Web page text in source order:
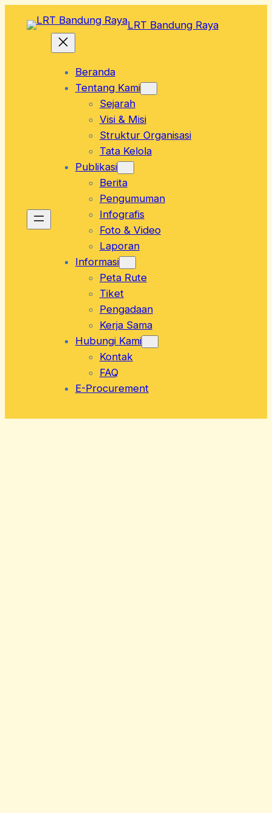
LRT Bandung Raya
Beranda
Tentang Kami
Sejarah
Visi & Misi
Struktur Organisasi
Tata Kelola
Publikasi
Berita
Pengumuman
Infografis
Foto & Video
Laporan
Informasi
Peta Rute
Tiket
Pengadaan
Kerja Sama
Hubungi Kami
Kontak
FAQ
E-Procurement